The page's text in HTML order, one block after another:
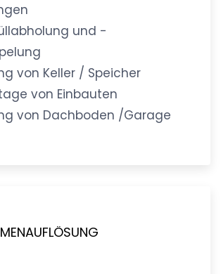
und -
von Keller / Speicher
von Einbauten
von Dachboden /Garage